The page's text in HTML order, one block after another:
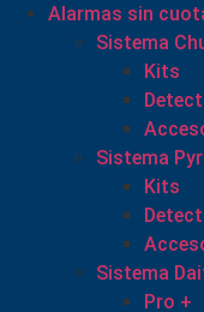
Alarmas sin
Sistema
Kits
Sistema
Kits
Sistema
Pro +